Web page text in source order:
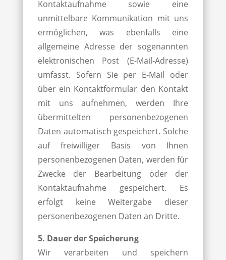
Kontaktaufnahme sowie eine
unmittelbare Kommunikation mit uns
ermöglichen, was ebenfalls eine
allgemeine Adresse der sogenannten
elektronischen Post (E-Mail-Adresse)
umfasst. Sofern Sie per E-Mail oder
über ein Kontaktformular den Kontakt
mit uns aufnehmen, werden Ihre
übermittelten personenbezogenen
Daten automatisch gespeichert. Solche
auf freiwilliger Basis von Ihnen
personenbezogenen Daten, werden für
Zwecke der Bearbeitung oder der
Kontaktaufnahme gespeichert. Es
erfolgt keine Weitergabe dieser
personenbezogenen Daten an Dritte.
5. Dauer der Speicherung
Wir verarbeiten und speichern